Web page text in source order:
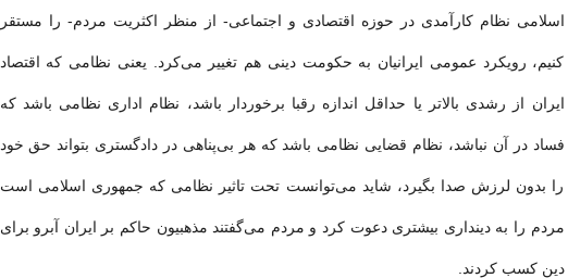
اسلامی نظام کارآمدی در حوزه اقتصادی و اجتماعی- از منظر اکثریت مردم- را مستقر
کنیم، رویکرد عمومی ایرانیان به حکومت دینی هم تغییر می‌کرد. یعنی نظامی که اقتصاد
ایران از رشدی بالاتر یا حداقل اندازه رقبا برخوردار باشد، نظام اداری نظامی باشد که
فساد در آن نباشد، نظام قضایی نظامی باشد که هر بی‌پناهی در دادگستری بتواند حق خود
را بدون لرزش صدا بگیرد، شاید می‌توانست تحت تاثیر نظامی که جمهوری اسلامی است
مردم را به دینداری بیشتری دعوت کرد و مردم می‌گفتند مذهبیون حاکم بر ایران آبرو برای
دین کسب کردند.